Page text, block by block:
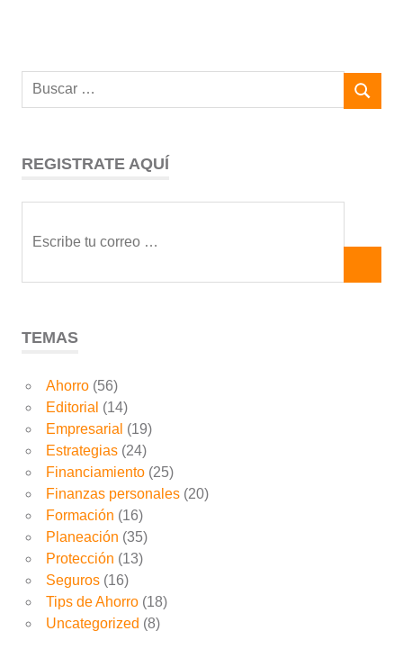
REGISTRATE AQUÍ
TEMAS
Ahorro(56)
Editorial (14)
Empresarial (19)
Estrategias(24)
Financiamiento(25)
Finanzas personales(20)
Formación (16)
Planeación (35)
Protección (13)
Seguros(16)
Tips de Ahorro(18)
Uncategorized (8)